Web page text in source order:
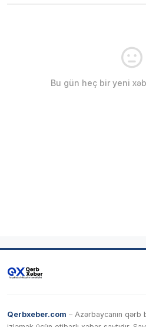
Bu gün heç bir yeni
Qerbxeber.com – Azərbaycanın